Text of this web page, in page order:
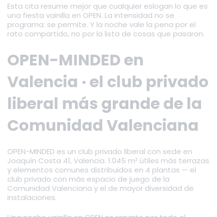
Esta cita resume mejor que cualquier eslogan lo que es
una fiesta vainilla en OPEN. La intensidad no se
programa: se permite. Y la noche vale la pena por el
rato compartido, no por la lista de cosas que pasaron.
OPEN-MINDED en
Valencia · el club privado
liberal más grande de la
Comunidad Valenciana
OPEN-MINDED es un club privado liberal con sede en
Joaquín Costa 41, Valencia. 1.045 m² útiles más terrazas
y elementos comunes distribuidos en 4 plantas — el
club privado con más espacio de juego de la
Comunidad Valenciana y el de mayor diversidad de
instalaciones.